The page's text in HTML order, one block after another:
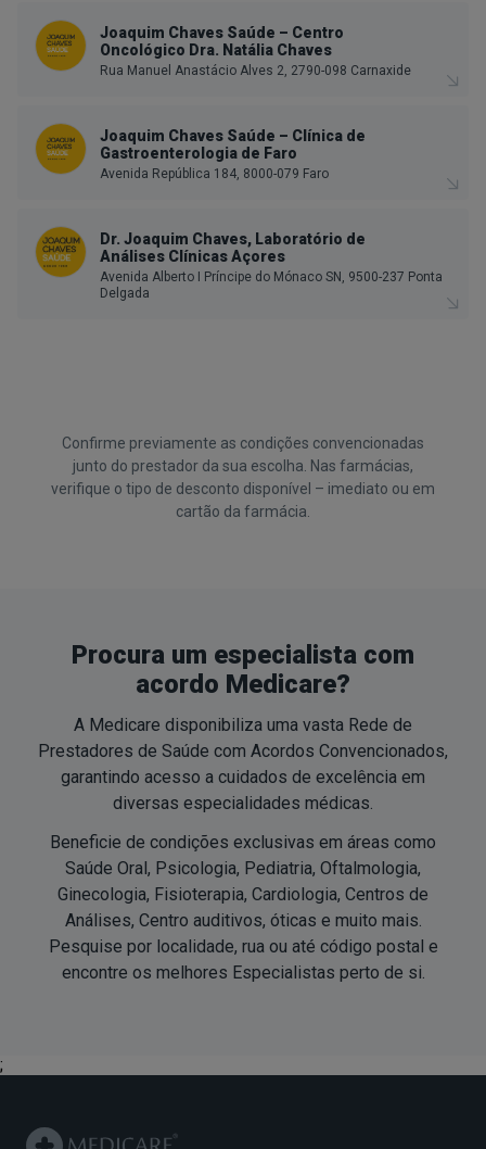
Joaquim Chaves Saúde – Centro
Oncológico Dra. Natália Chaves
Rua Manuel Anastácio Alves 2, 2790-098 Carnaxide
Joaquim Chaves Saúde – Clínica de
Gastroenterologia de Faro
Avenida República 184, 8000-079 Faro
Dr. Joaquim Chaves, Laboratório de
Análises Clínicas Açores
Avenida Alberto I Príncipe do Mónaco SN, 9500-237 Ponta
Delgada
Confirme previamente as condições convencionadas
junto do prestador da sua escolha. Nas farmácias,
verifique o tipo de desconto disponível – imediato ou em
cartão da farmácia.
Procura um especialista com
acordo Medicare?
A Medicare disponibiliza uma vasta Rede de
Prestadores de Saúde com Acordos Convencionados,
garantindo acesso a cuidados de excelência em
diversas especialidades médicas.
Beneficie de condições exclusivas em áreas como
Saúde Oral, Psicologia, Pediatria, Oftalmologia,
Ginecologia, Fisioterapia, Cardiologia, Centros de
Análises, Centro auditivos, óticas e muito mais.
Pesquise por localidade, rua ou até código postal e
encontre os melhores Especialistas perto de si.
;